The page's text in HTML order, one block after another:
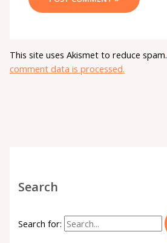
This site uses Akismet to reduce spam.
comment data is processed.
Search
Search for: